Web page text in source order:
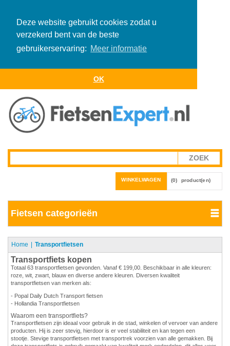
Deze website gebruikt cookies zodat u
verzekerd bent van de beste
gebruikerservaring: Meer informatie
OK
WINKELWAGEN (0) product(en)
Fietsen categorieën
Home Transportfietsen
Transportfiets kopen
Totaal 63 transportfietsen gevonden. Vanaf € 199,00. Beschikbaar in alle kleuren:
roze, wit, zwart, blauw en diverse andere kleuren. Diversen kwaliteit
transportfietsen van merken als:
- Popal Daily Dutch Transport fietsen
- Hollandia Transportfietsen
Waarom een transportfiets?
Transportfietsen zijn ideaal voor gebruik in de stad, winkelen of vervoer van andere
producten. Hij is zeer stevig, hierdoor is er veel stabiliteit en kan tegen een
stootje. Stevige transportfietsen met transportrek voorzien van alle gemakken. Bij